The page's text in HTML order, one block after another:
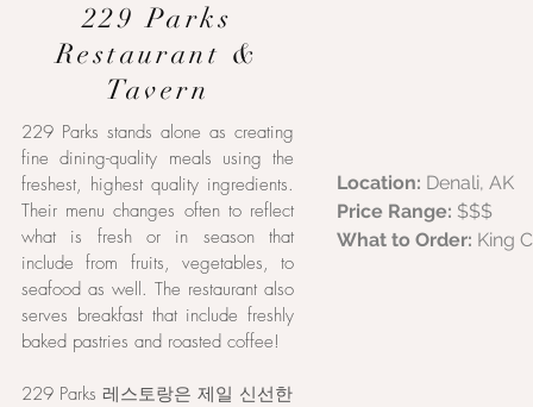
229 Parks
Restaurant &
Tavern
229 Parks stands alone as creating
fine dining-quality meals using the
freshest, highest quality ingredients.
Their menu changes often to reflect
what is fresh or in season that
include from fruits, vegetables, to
seafood as well. The restaurant also
serves breakfast that include freshly
baked pastries and roasted coffee!
229 Parks 레스토랑은 제일 신선한
Location: Denali, AK
Price Range: $$$
What to Order: King